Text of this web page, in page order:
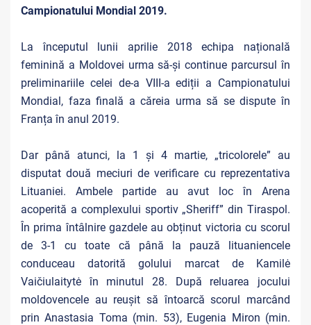
Campionatului Mondial 2019.
La începutul lunii aprilie 2018 echipa națională
feminină a Moldovei urma să-și continue parcursul în
preliminariile celei de-a VIII-a ediții a Campionatului
Mondial, faza finală a căreia urma să se dispute în
Franța în anul 2019.
Dar până atunci, la 1 și 4 martie, „tricolorele” au
disputat două meciuri de verificare cu reprezentativa
Lituaniei. Ambele partide au avut loc în Arena
acoperită a complexului sportiv „Sheriff” din Tiraspol.
În prima întâlnire gazdele au obținut victoria cu scorul
de 3-1 cu toate că până la pauză lituaniencele
conduceau datorită golului marcat de Kamilė
Vaičiulaitytė în minutul 28. După reluarea jocului
moldovencele au reușit să întoarcă scorul marcând
prin Anastasia Toma (min. 53), Eugenia Miron (min.